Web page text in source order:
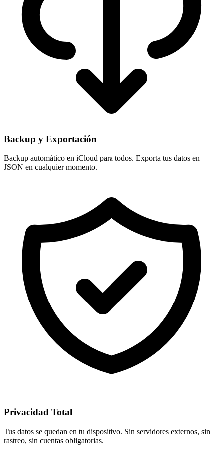
Backup y Exportación
Backup automático en iCloud para todos. Exporta tus datos en
JSON en cualquier momento.
Privacidad Total
Tus datos se quedan en tu dispositivo. Sin servidores externos, sin
rastreo, sin cuentas obligatorias.